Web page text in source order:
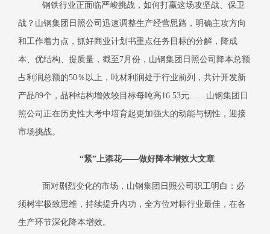
钢铁行业正面临严峻挑战，如何打赢这场攻坚战、保卫
战？山钢集团日照公司迅速调整生产经营思路，明确主攻方向
和工作着力点，抓好商业计划书重点任务目标的分解，降成
本、优结构、提质量，截至 7月份，山钢集团日照公司降本总额
占利润总额的50％以上，吨材利润处于行业前列，共计开发新
产品89个，品种结构增效较目标每吨高16.53元……山钢集团日
照公司正在历史性大考中培育起更加强大的动能与韧性，迎接
市场挑战。
“紧”上添花——做好降本增效大文章
面对剧烈变化的市场，山钢集团日照公司职工明白：必
须树牢极致思维，持续提升内功，全方位对标行业最佳，在各
生产环节深化降本增效。